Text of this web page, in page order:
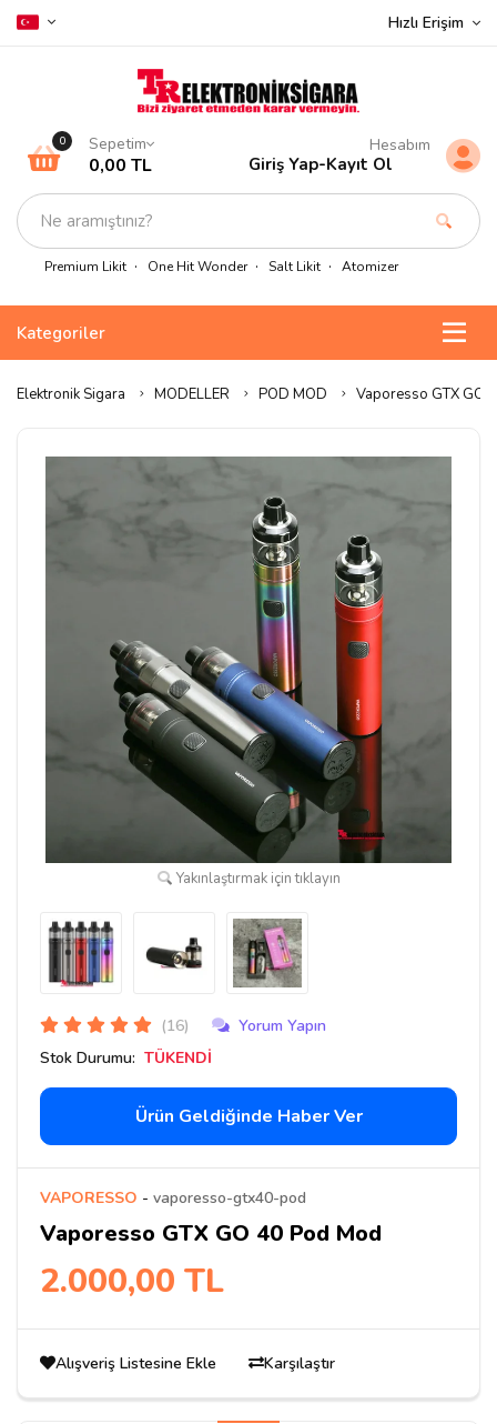
Hızlı Erişim
Premium Likit One Hit Wonder Salt Likit Atomizer
0 Sepetim
0,00 TL
Hesabım
Giriş Yap-Kayıt Ol
Kategoriler
Elektronik Sigara MODELLER POD MOD Vaporesso GTX GO
Yakınlaştırmak için tıklayın
(16)
Yorum Yapın
Stok Durumu: TÜKENDİ
Ürün Geldiğinde Haber Ver
VAPORESSO - vaporesso-gtx40-pod
Vaporesso GTX GO 40 Pod Mod
2.000,00 TL
Alışveriş Listesine Ekle Karşılaştır